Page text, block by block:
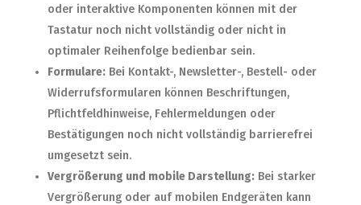
oder interaktive Komponenten können mit der
Tastatur noch nicht vollständig oder nicht in
optimaler Reihenfolge bedienbar sein.
Formulare:Bei Kontakt-, Newsletter-, Bestell- oder
Widerrufsformularen können Beschriftungen,
Pflichtfeldhinweise, Fehlermeldungen oder
Bestätigungen noch nicht vollständig barrierefrei
umgesetzt sein.
Vergrößerung und mobile Darstellung:Bei starker
Vergrößerung oder auf mobilen Endgeräten kann